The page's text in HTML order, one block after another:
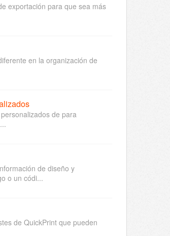
exportación para que sea más
en la organización de
de para
de diseño y
o un códi...
de QuickPrint que pueden